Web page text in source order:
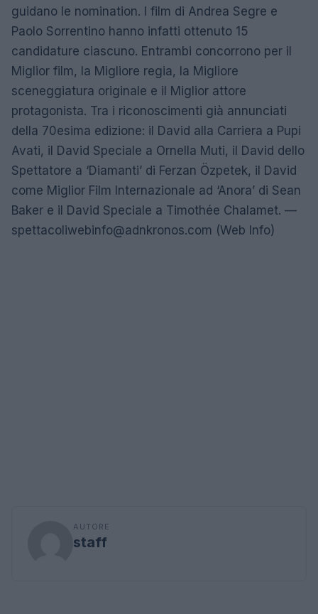
guidano le nomination. I film di Andrea Segre e
Paolo Sorrentino hanno infatti ottenuto 15
candidature ciascuno. Entrambi concorrono per il
Miglior film, la Migliore regia, la Migliore
sceneggiatura originale e il Miglior attore
protagonista. Tra i riconoscimenti già annunciati
della 70esima edizione: il David alla Carriera a Pupi
Avati, il David Speciale a Ornella Muti, il David dello
Spettatore a ‘Diamanti’ di Ferzan Özpetek, il David
come Miglior Film Internazionale ad ‘Anora’ di Sean
Baker e il David Speciale a Timothée Chalamet. —
spettacoliwebinfo@adnkronos.com (Web Info)
AUTORE
staff